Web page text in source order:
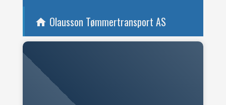
home Olausson Tømmertransport AS